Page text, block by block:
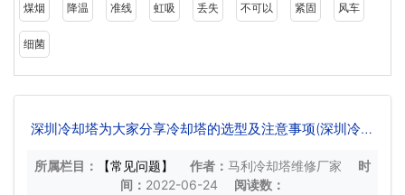
煤烟 降温 准线 虹吸 丢失 不可以 紧固 风车
细菌
深圳冷却塔为大家分享冷却塔的选型及注意事项(深圳冷却
所属栏目： 【常见问题】 作者： 马利冷却塔维修厂家
时
间： 2022-06-24 阅读数：